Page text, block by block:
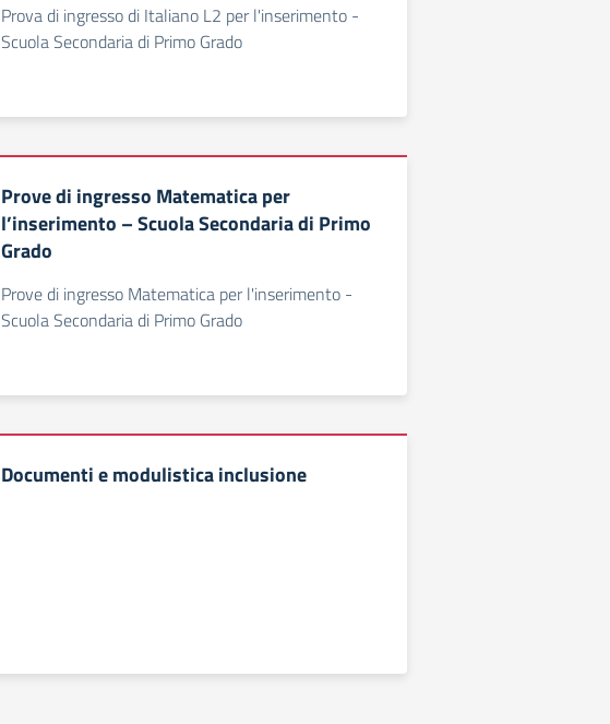
Prova di ingresso di Italiano L2 per l'inserimento -
Scuola Secondaria di Primo Grado
Prove di ingresso Matematica per
l’inserimento – Scuola Secondaria di Primo
Grado
Prove di ingresso Matematica per l'inserimento -
Scuola Secondaria di Primo Grado
Documenti e modulistica inclusione